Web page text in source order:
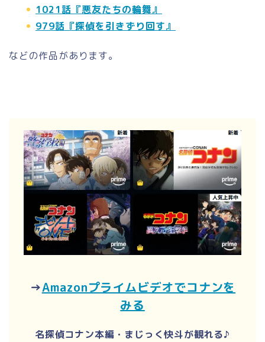
1021話『悪友たちの輪舞』
979話『探偵を引きずり回す』
などの作品があります。
→Amazonプライムビデオでコナンを
みる
名探偵コナン本編・まじっく快斗が観れる♪